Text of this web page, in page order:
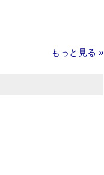
もっと見る »